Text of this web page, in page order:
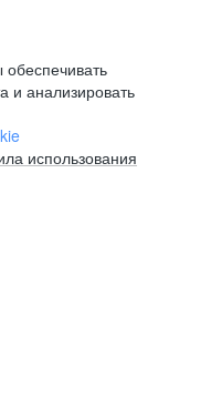
и анализировать
использования